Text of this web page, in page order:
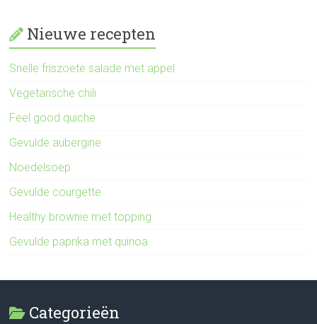
Nieuwe recepten
Snelle friszoete salade met appel
Vegetarische chili
Feel good quiche
Gevulde aubergine
Noedelsoep
Gevulde courgette
Healthy brownie met topping
Gevulde paprika met quinoa
Categorieën